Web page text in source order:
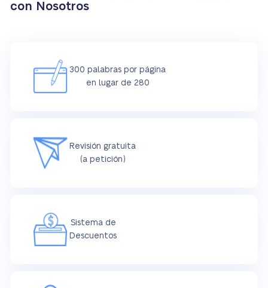
con Nosotros
300 palabras por página
en lugar de 280
Revisión gratuita
(a petición)
Sistema de
Descuentos